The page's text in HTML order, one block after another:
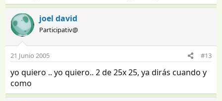
joel david
Participativ@
21 Junio 2005 #13
yo quiero .. yo quiero.. 2 de 25x 25, ya dirás cuando y
como